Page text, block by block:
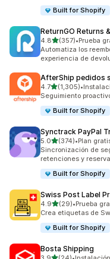
Built for Shopify
ReturnGO Returns
4.8de 5 estrellas
(357)
357 reseñas en total
•Prueba
Automatiza los
experiencia de
AfterShip pedidos
4.7de 5 estrellas
(1,305)
1305 reseñas en total
•
Seguimiento
Built for Shopify
Synctrack PayPal
5.0de 5 estrellas
(374)
374 reseñas en total
•Plan
Sincronización de
retenciones y
Built for Shopify
Swiss Post Label
4.9de 5 estrellas
(29)
29 reseñas en total
•Prueba
Crea etiquetas de
Built for Shopify
Bosta Shipping
de 5 estrellas